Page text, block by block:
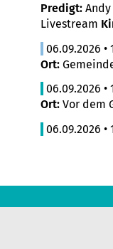
Predigt:
Livestream
06.09.2026 •
Ort:
06.09.2026 •
Ort:Vor dem
06.09.2026 •